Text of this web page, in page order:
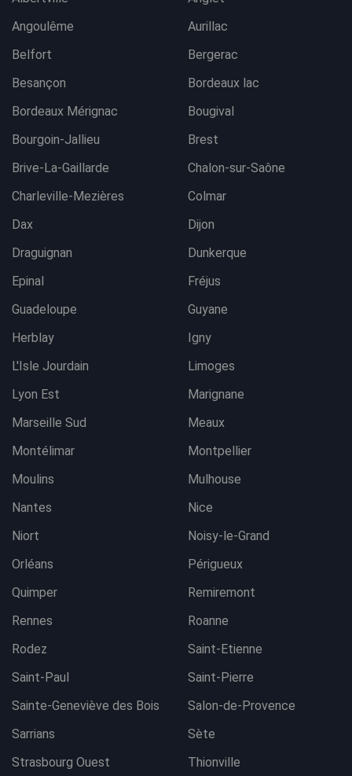
Angoulême
Aurillac
Belfort
Bergerac
Besançon
Bordeaux lac
Bordeaux Mérignac
Bougival
Bourgoin-Jallieu
Brest
Brive-La-Gaillarde
Chalon-sur-Saône
Charleville-Mezières
Colmar
Dax
Dijon
Draguignan
Dunkerque
Epinal
Fréjus
Guadeloupe
Guyane
Herblay
Igny
L'Isle Jourdain
Limoges
Lyon Est
Marignane
Marseille Sud
Meaux
Montélimar
Montpellier
Moulins
Mulhouse
Nantes
Nice
Niort
Noisy-le-Grand
Orléans
Périgueux
Quimper
Remiremont
Rennes
Roanne
Rodez
Saint-Etienne
Saint-Paul
Saint-Pierre
Sainte-Geneviève des Bois
Salon-de-Provence
Sarrians
Sète
Strasbourg Ouest
Thionville